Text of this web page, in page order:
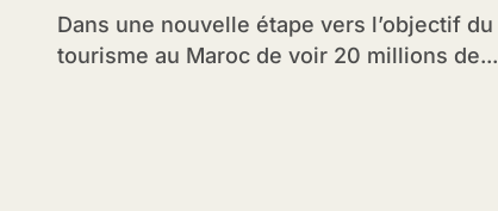
Dans une nouvelle étape vers l’objectif du
tourisme au Maroc de voir 20 millions de...